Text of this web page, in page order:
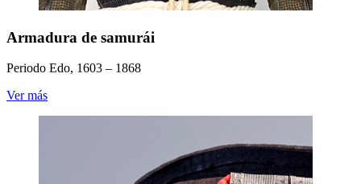
Armadura de samurái
Periodo Edo, 1603 – 1868
Ver más